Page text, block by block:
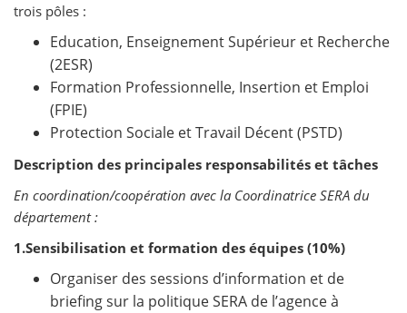
trois pôles :
Education, Enseignement Supérieur et Recherche
(2ESR)
Formation Professionnelle, Insertion et Emploi
(FPIE)
Protection Sociale et Travail Décent (PSTD)
Description des principales responsabilités et tâches
En coordination/coopération avec la Coordinatrice SERA du
département :
1.Sensibilisation et formation des équipes (10%)
Organiser des sessions d’information et de
briefing sur la politique SERA de l’agence à